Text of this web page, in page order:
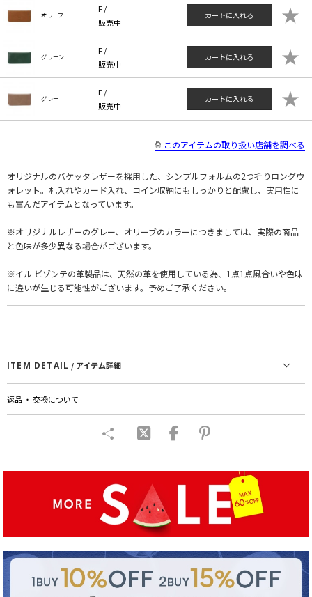
オリーブ
F /
販売中
カートに入れる ★
グリーン
F /
販売中
カートに入れる ★
グレー
F /
販売中
カートに入れる ★
このアイテムの取り扱い店舗を調べる
オリジナルのバケッタレザーを採用した、シンプルフォルムの2つ折りロングウ
ォレット。札入れやカード入れ、コイン収納にもしっかりと配慮し、実用性に
も富んだアイテムとなっています。
※オリジナルレザーのグレー、オリーブのカラーにつきましては、実際の商品
と色味が多少異なる場合がございます。
※イル ビゾンテの革製品は、天然の革を使用している為、1点1点風合いや色味
に違いが生じる可能性がございます。予めご了承ください。
ITEM DETAIL / アイテム詳細
返品 ・ 交換について